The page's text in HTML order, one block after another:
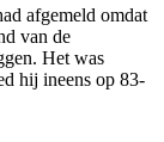
afgemeld omdat
van de
Het was
hij ineens op 83-